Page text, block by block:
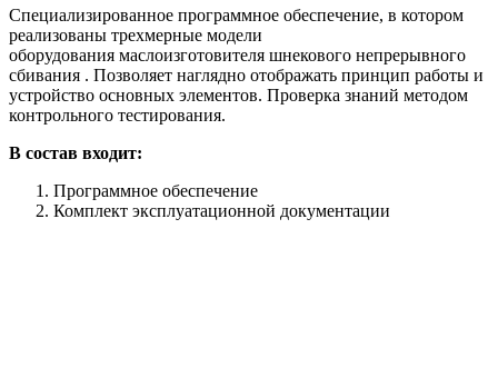
Специализированное программное обеспечение, в котором
реализованы трехмерные модели
оборудования маслоизготовителя шнекового непрерывного
сбивания . Позволяет наглядно отображать принцип работы и
устройство основных элементов. Проверка знаний методом
контрольного тестирования.
В состав входит:
Программное обеспечение
Комплект эксплуатационной документации